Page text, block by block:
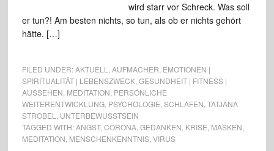
wird starr vor Schreck. Was soll
er tun?! Am besten nichts, so tun, als ob er nichts gehört
hätte. […]
FILED UNDER:AKTUELL AUFMACHER EMOTIONEN |
SPIRITUALITÄT | LEBENSZWECK, GESUNDHEIT | FITNESS |
AUSSEHEN MEDITATION PERSÖNLICHE
WEITERENTWICKLUNG, PSYCHOLOGIE SCHLAFEN TATJANA
STROBEL
UNTERBEWUSSTSEIN
TAGGED WITH:ANGST, CORONA, GEDANKEN KRISE MASKEN
MEDITATION MENSCHENKENNTNIS, VIRUS